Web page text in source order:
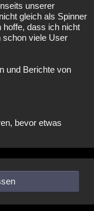
unserer
gleich als Spinner
hoffe, dass ich nicht
schon viele User
und Berichte von
bevor etwas